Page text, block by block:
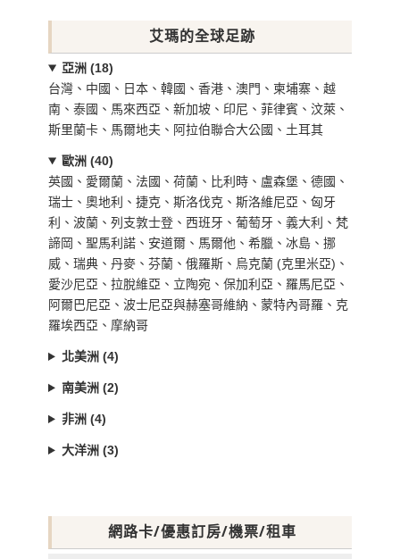
艾瑪的全球足跡
亞洲 (18)
台灣、中國、日本、韓國、香港、澳門、柬埔寨、越
南、泰國、馬來西亞、新加坡、印尼、菲律賓、汶萊、
斯里蘭卡、馬爾地夫、阿拉伯聯合大公國、土耳其
歐洲 (40)
英國、愛爾蘭、法國、荷蘭、比利時、盧森堡、德國、
瑞士、奧地利、捷克、斯洛伐克、斯洛維尼亞、匈牙
利、波蘭、列支敦士登、西班牙、葡萄牙、義大利、梵
諦岡、聖馬利諾、安道爾、馬爾他、希臘、冰島、挪
威、瑞典、丹麥、芬蘭、俄羅斯、烏克蘭 (克里米亞)、
愛沙尼亞、拉脫維亞、立陶宛、保加利亞、羅馬尼亞、
阿爾巴尼亞、波士尼亞與赫塞哥維納、蒙特內哥羅、克
羅埃西亞、摩納哥
北美洲 (4)
南美洲 (2)
非洲 (4)
大洋洲 (3)
網路卡/優惠訂房/機票/租車